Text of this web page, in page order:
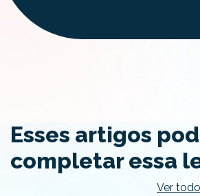
Esses artigos
completar essa
Ver